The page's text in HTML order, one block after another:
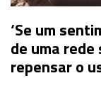
‘Se um
de uma
repensar o